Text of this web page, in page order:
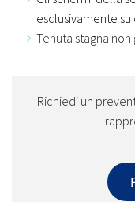
esclusivamente su
Tenuta stagna non
Richiedi un